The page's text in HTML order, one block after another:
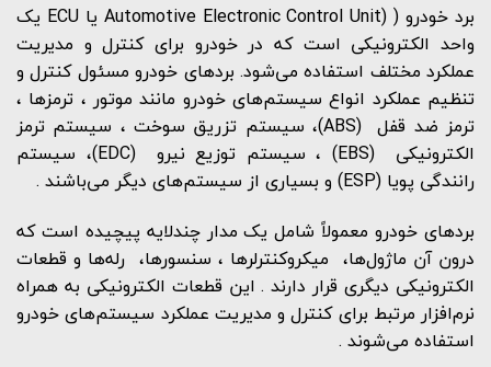
برد خودرو ( (Automotive Electronic Control Unit یا ECU یک
واحد الکترونیکی است که در خودرو برای کنترل و مدیریت
عملکرد مختلف استفاده می‌شود. بردهای خودرو مسئول کنترل و
تنظیم عملکرد انواع سیستم‌های خودرو مانند موتور ، ترمز‌ها ،
ترمز ضد قفل (ABS)، سیستم تزریق سوخت ، سیستم ترمز
الکترونیکی (EBS) ، سیستم توزیع نیرو (EDC)، سیستم
رانندگی پویا (ESP) و بسیاری از سیستم‌های دیگر می‌باشند .
بردهای خودرو معمولاً شامل یک مدار چندلایه پیچیده است که
درون آن ماژول‌ها، میکروکنترلرها ، سنسورها، رله‌ها و قطعات
الکترونیکی دیگری قرار دارند . این قطعات الکترونیکی به همراه
نرم‌افزار مرتبط برای کنترل و مدیریت عملکرد سیستم‌های خودرو
استفاده می‌شوند .